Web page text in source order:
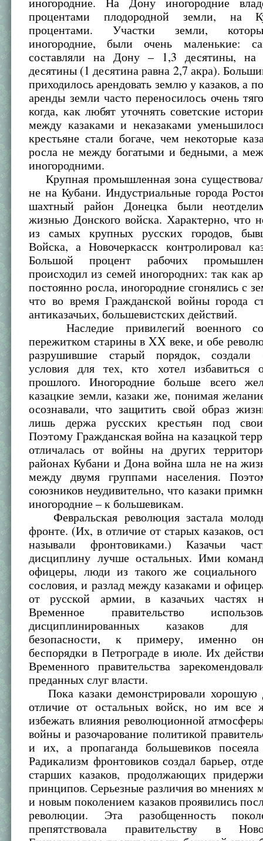
процентами плодородной земли, на
процентами. Участки земли,
иногородние, были очень маленькие:
составляли на Дону – 1,3 десятины,
десятины (1 десятина равна 2,7 акра).
приходилось арендовать землю у казаков, а
аренды земли часто переносилось очень
когда, как любят уточнять советские
между казаками и неказаками
крестьяне стали богаче, чем некоторые
росла не между богатыми и бедными, а
иногородними.
Крупная промышленная зона
не на Кубани. Индустриальные города
шахтный район Донецка были
жизнью Донского войска. Характерно, что
из самых крупных русских городов,
Войска, а Новочеркасск контролировал
Большой процент рабочих
происходил из семей иногородних: так как
постоянно росла, иногородние сгонялись с
что во время Гражданской войны города
антиказачьих, большевистских действий.
Наследие привилегий военного
пережитком старины в XX веке, и обе
разрушившие старый порядок, создали
условия для тех, кто хотел избавиться
прошлого. Иногородние больше всего
казацкие земли, казаки же, понимая
осознавали, что защитить свой образ
лишь держа русских крестьян под
Поэтому Гражданская война на казацкой
отличалась от войны на других
районах Кубани и Дона война шла не на
между двумя группами населения.
союзников неудивительно, что казаки
иногородние – к большевикам.
Февральская революция застала
фронте. (Их, в отличие от старых казаков,
называли фронтовиками.) Казачьи
дисциплину лучше остальных. Ими
офицеры, люди из такого же социального
сословия, и разлад между казаками и
от русской армии, в казачьих частях
Временное правительство
дисциплинированных казаков для
безопасности, к примеру, именно
беспорядки в Петрограде в июле. Их
Временного правительства
преданных слуг власти.
Пока казаки демонстрировали хорошую
отличие от остальных войск, но им все
избежать влияния революционной
войны и разочарование политикой
и их, а пропаганда большевиков посеяла
Радикализм фронтовиков создал барьер,
старших казаков, продолжающих
принципов. Серьезные различия во мнениях
и новым поколением казаков проявились
революции. Эта разобщенность
препятствовала правительству в